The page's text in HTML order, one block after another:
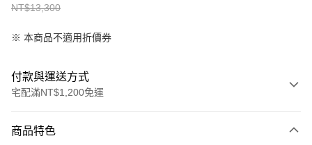
NT$13,300
※ 本商品不適用折價券
付款與運送方式
宅配滿NT$1,200免運
信用卡一次付款
商品特色